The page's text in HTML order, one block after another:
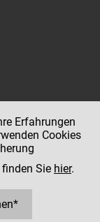
Erfahrungen
Cookies
Sie hier.